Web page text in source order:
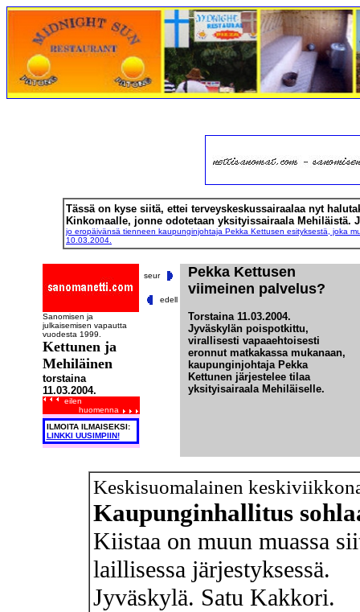
Tässä on kyse siitä, ettei terveyskeskussairaalaa nyt
Kinkomaalle, jonne odotetaan yksityissairaala
jo eropäivänsä tienneen kaupunginjohtaja Pekka Kettusen esityksestä, joka
10.03.2004.
Sanomisen ja
julkaisemisen vapautta
vuodesta 1999.
Kettunen ja
Mehiläinen
torstaina
11.03.2004.
eilen
huomenna
ILMOITA ILMAISEKSI:
LINKKI UUSIMPIIN!
seur
edell
Pekka Kettusen
viimeinen palvelus?
Torstaina 11.03.2004.
Jyväskylän poispotkittu,
virallisesti vapaaehtoisesti
eronnut matkakassa mukanaan,
kaupunginjohtaja Pekka
Kettunen järjestelee tilaa
yksityisairaala Mehiläiselle.
Keskisuomalainen
Kaupunginhallitus
Kiistaa on muun muassa
laillisessa järjestyksessä.
Jyväskylä. Satu Kakkori.